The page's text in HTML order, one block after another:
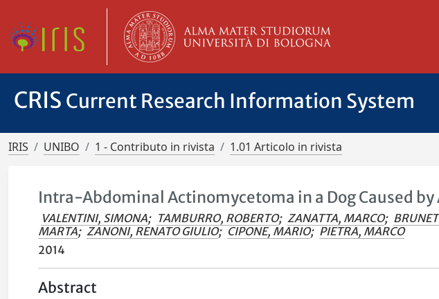
CRIS Current Research Information System
IRIS UNIBO 1 - Contributo in rivista 1.01 Articolo in rivista
Intra-Abdominal Actinomycetoma in a Dog Caused
VALENTINI, SIMONA; TAMBURRO, ROBERTO; ZANATTA, MARCO;
MARTA; ZANONI, RENATO GIULIO; CIPONE, MARIO; PIETRA, MARCO
2014
Abstract